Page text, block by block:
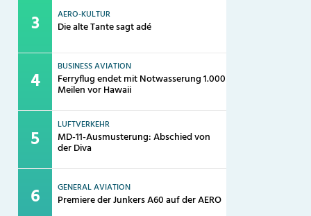
AERO-KULTUR
Die alte Tante sagt adé
BUSINESS AVIATION
Ferryflug endet mit Notwasserung 1.000
Meilen vor Hawaii
LUFTVERKEHR
MD-11-Ausmusterung: Abschied von
der Diva
GENERAL AVIATION
Premiere der Junkers A60 auf der AERO